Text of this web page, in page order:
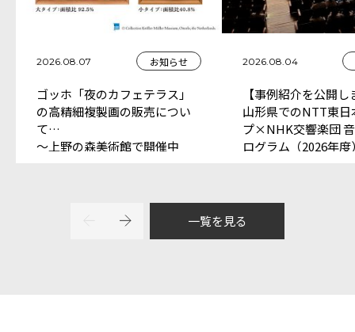
2026.08.07 お知らせ
ゴッホ「夜のカフェテラス」
の高精細複製画の販売につい
て
～上野の森美術館で開催中
2026.08.04
【事例紹介を公開
山形県でのNTT東日
プ×NHK交響楽団
ログラム（2026年
一覧を見る